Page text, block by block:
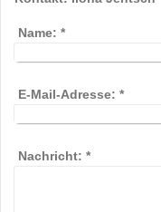
Name: *
E-Mail-Adresse: *
Nachricht: *